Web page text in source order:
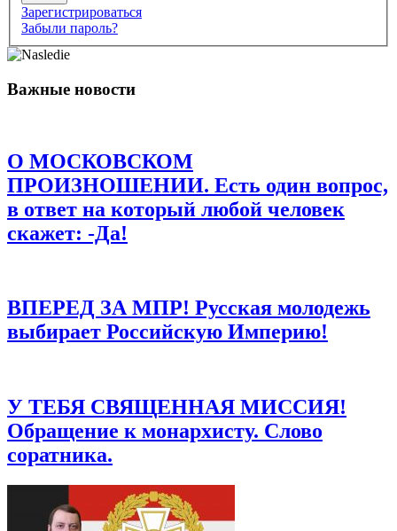
Имя*
Email*
Сохранить моё имя, email и адрес сайта в этом браузере для
последующих моих комментариев.
Зарегистрироваться
Забыли пароль?
Важные новости
О МОСКОВСКОМ
ПРОИЗНОШЕНИИ. Есть один вопрос,
в ответ на который любой человек
скажет: -Да!
ВПЕРЕД ЗА МПР! Русская молодежь
выбирает Российскую Империю!
У ТЕБЯ СВЯЩЕННАЯ МИССИЯ!
Обращение к монархисту. Слово
соратника.